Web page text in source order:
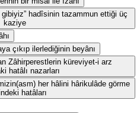
hadîsinin tazammun ettiği üç
kaziye
çıkıp ilerlediğinin beyânı
Zâhirperestlerin küreviyet-i arz
hatâlı nazarları
her hâlini hârikulâde görme
hatâları